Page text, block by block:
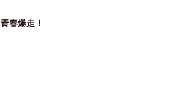
青春爆走！